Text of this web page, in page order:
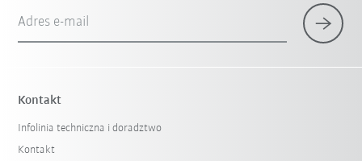
Adres e-mail
Kontakt
Infolinia techniczna i doradztwo
Kontakt